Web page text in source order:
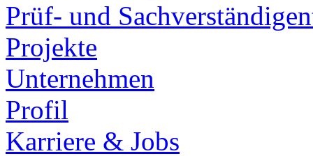
Prüf- und
Projekte
Unternehmen
Profil
Karriere & Jobs